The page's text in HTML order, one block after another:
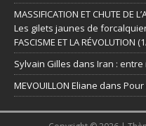
MASSIFICATION ET CHUTE DE
Les gilets jaunes de
FASCISME ET LA RÉVOLUTION
Sylvain Gilles dans Iran :
MEVOUILLON Eliane dans